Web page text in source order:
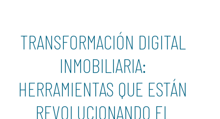
TRANSFORMACIÓN DIGITAL
INMOBILIARIA:
HERRAMIENTAS QUE ESTÁN
REVOLUCIONANDO EL